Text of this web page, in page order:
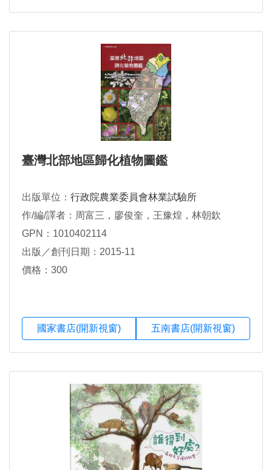
臺灣北部地區歸化植物圖鑑
出版單位： 行政院農業委員會林業試驗所
作/編/譯者：周富三，廖俊奎，王豫煌，林朝欽
GPN：1010402114
出版／創刊日期：2015-11
價格：300
國家書店(開新視窗) 五南書店(開新視窗)